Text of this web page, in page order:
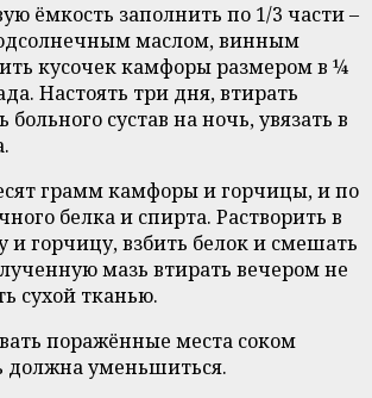
ёмкость заполнить по 1/3 части –
маслом, винным
кусочек камфоры размером в ¼
Настоять три дня, втирать
больного сустав на ночь, увязать в
грамм камфоры и горчицы, и по
белка и спирта. Растворить в
и горчицу, взбить белок и смешать
мазь втирать вечером не
сухой тканью.
поражённые места соком
должна уменьшиться.